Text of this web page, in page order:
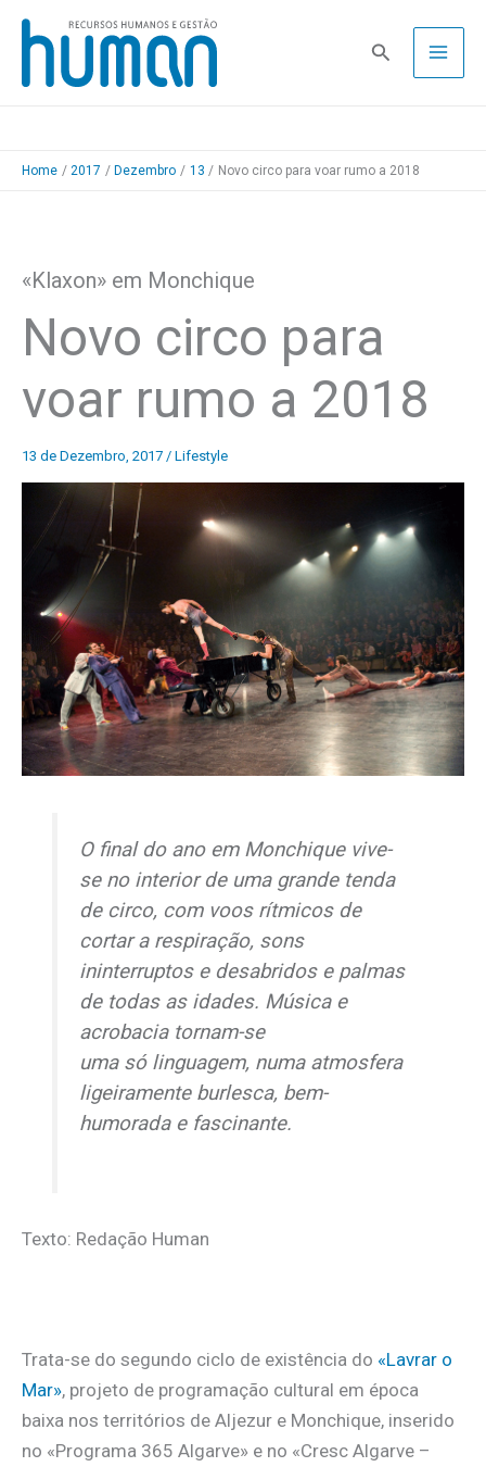
Skip
content
Pesquisa
Home 2017 Dezembro 13 Novo circo para voar rumo a 2018
«Klaxon» em Monchique
Novo circo para
voar rumo a 2018
13 de Dezembro, 2017 / Lifestyle
O final do ano em Monchique vive-
se no interior de uma grande tenda
de circo, com voos rítmicos de
cortar a respiração, sons
ininterruptos e desabridos e palmas
de todas as idades. Música e
acrobacia tornam-se
uma só linguagem, numa atmosfera
ligeiramente burlesca, bem-
humorada e fascinante.
Texto: Redação Human
Trata-se do segundo ciclo de existência do «Lavrar o
Mar», projeto de programação cultural em época
baixa nos territórios de Aljezur e Monchique, inserido
no «Programa 365 Algarve» e no «Cresc Algarve –